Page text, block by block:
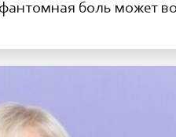
боль может